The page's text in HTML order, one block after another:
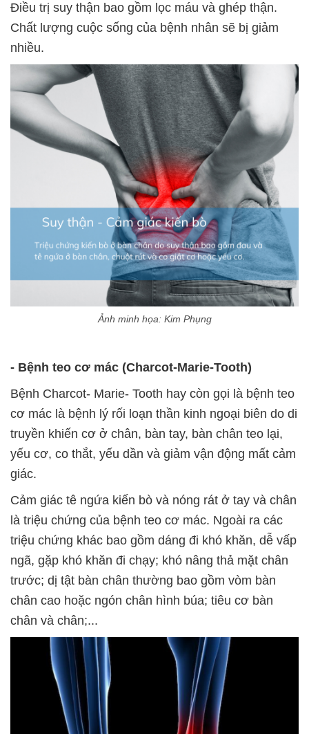
Điều trị suy thận bao gồm lọc máu và ghép thận.
Chất lượng cuộc sống của bệnh nhân sẽ bị giảm
nhiều.
Ảnh minh họa: Kim Phụng
- Bệnh teo cơ mác (Charcot-Marie-Tooth)
Bệnh Charcot- Marie- Tooth hay còn gọi là bệnh teo
cơ mác là bệnh lý rối loạn thần kinh ngoại biên do di
truyền khiến cơ ở chân, bàn tay, bàn chân teo lại,
yếu cơ, co thắt, yếu dần và giảm vận động mất cảm
giác.
Cảm giác tê ngứa kiến bò và nóng rát ở tay và chân
là triệu chứng của bệnh teo cơ mác. Ngoài ra các
triệu chứng khác bao gồm dáng đi khó khăn, dễ vấp
ngã, gặp khó khăn đi chạy; khó nâng thả mặt chân
trước; dị tật bàn chân thường bao gồm vòm bàn
chân cao hoặc ngón chân hình búa; tiêu cơ bàn
chân và chân;...